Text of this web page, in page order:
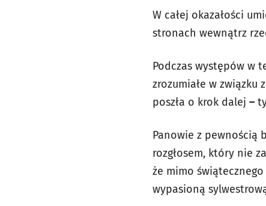
W całej okazałości
stronach wewnątrz
Podczas występów w
zrozumiałe w związku
poszła o krok dalej –
Panowie z pewnością
rozgłosem, który nie
że mimo
wypasioną